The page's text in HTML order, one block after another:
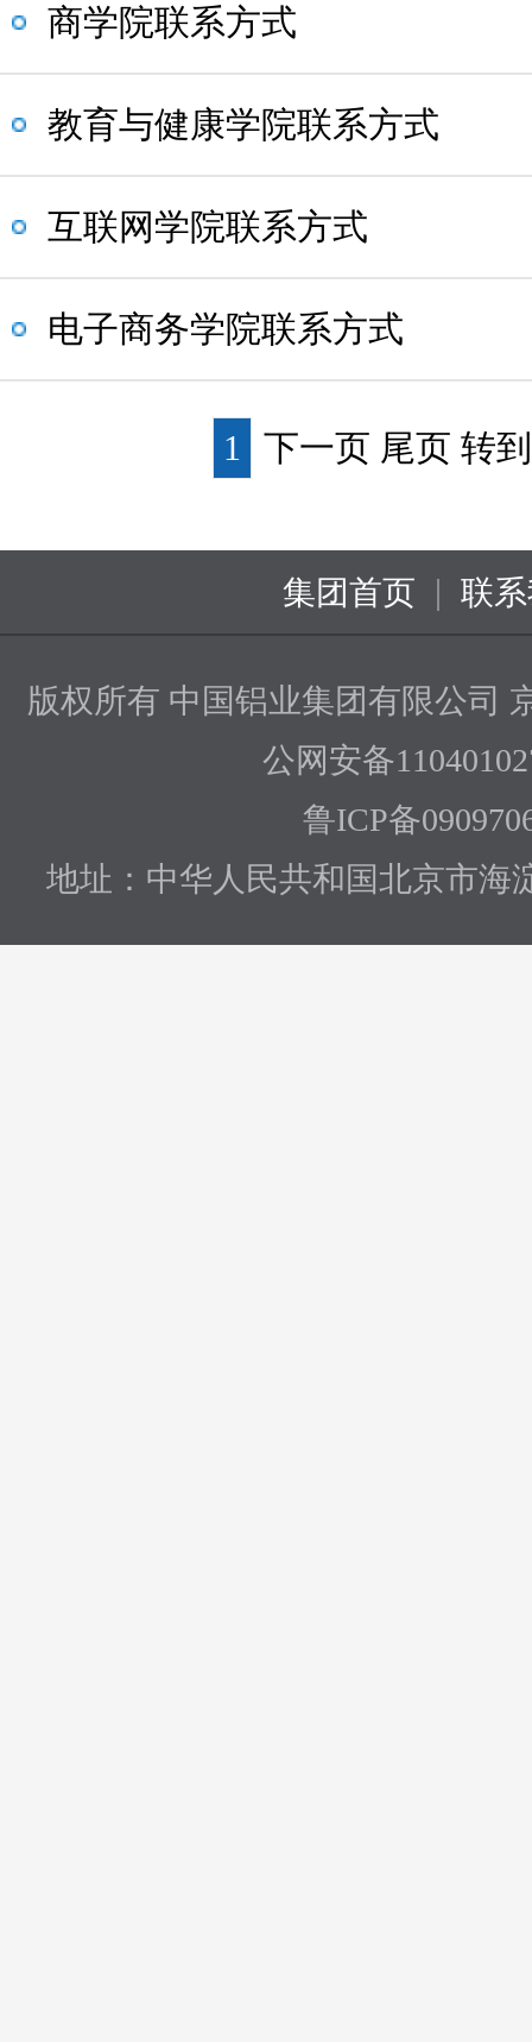
商学院联系方式
教育与健康学院联系方式
互联网学院联系方式
电子商务学院联系方式
1 下一页 尾页 转
集团首页 | 联
版权所有 中国铝业集团有限公司
公网安备
鲁ICP备
地址：中华人民共和国北京市海